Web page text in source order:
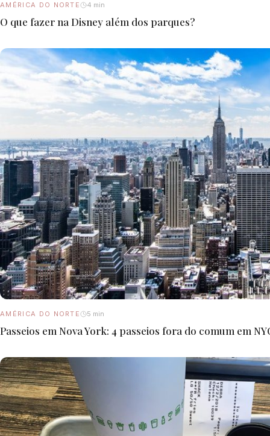
AMÉRICA DO NORTE 4 min
O que fazer na Disney além dos parques?
AMÉRICA DO NORTE 5 min
Passeios em Nova York: 4 passeios fora do comum em